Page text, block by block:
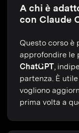
A chi è
con Claude
Questo corso è
approfondire le
ChatGPT ,
partenza. È
vogliono
prima volta a